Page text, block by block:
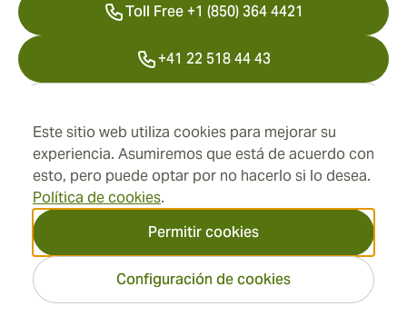
Este sitio web utiliza cookies para mejorar su
experiencia. Asumiremos que está de acuerdo con
esto, pero puede optar por no hacerlo si lo desea.
Política de cookies.
Permitir cookies
Configuración de cookies
Dirección
Información
Toll Free +1 (850) 364 4421
+41 22 518 44 43
2026 SwissCubanCigars.es
— Cigar Group. Todos los